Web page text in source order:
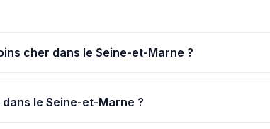
cher dans le Seine-et-Marne ?
1,810 € (Sourdun).
le Seine-et-Marne ?